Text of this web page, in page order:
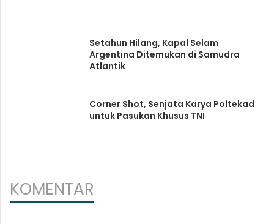
Setahun Hilang, Kapal Selam
Argentina Ditemukan di Samudra
Atlantik
Corner Shot, Senjata Karya Poltekad
untuk Pasukan Khusus TNI
KOMENTAR